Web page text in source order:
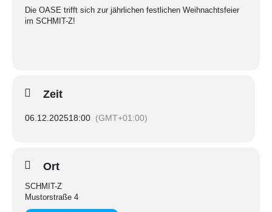
Die OASE trifft sich zur jährlichen festlichen Weihnachtsfeier
im SCHMIT-Z!
Zeit
06.12.202518:00 (GMT+01:00)
Ort
SCHMIT-Z
Mustorstraße 4